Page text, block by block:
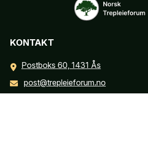
KONTAKT
Postboks 60, 1431 Ås
post@trepleieforum.no